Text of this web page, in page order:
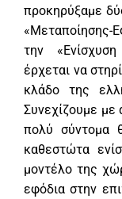
προκηρύξαμε
«Μεταποίησης-
την
έρχεται να
κλάδο της
Συνεχίζουμε με
πολύ σύντομα
καθεστώτα
μοντέλο της
εφόδια στην